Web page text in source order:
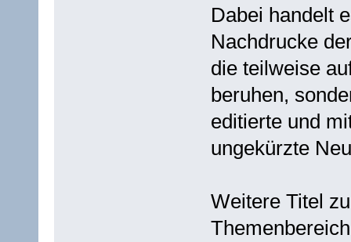
Dabei handelt
Nachdrucke
die teilweise
beruhen,
editierte und
ungekürzte
Weitere Titel